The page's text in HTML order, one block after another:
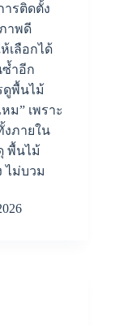
รติดตั้ง
าพดี
เลือกได้
ซ้ำอีก
ดูพื้นไม้
ม” เพราะ
ภายใน
พื้นไม้
ไม่บวม